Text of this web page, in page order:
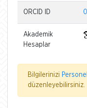
ORCID ID
Akademik
Hesaplar
Bilgilerinizi
düzenleyebilirsiniz.